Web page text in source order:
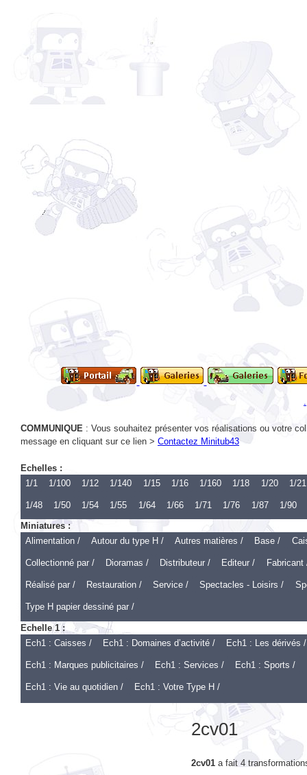
COMMUNIQUE
: Vous souhaitez présenter vos réalisations ou votre
Contactez Minitub43
Echelles :
1/1
1/48 1/50 1/54 1/55 1/64 1/66 1/71 1/76 1/87
1/90
Miniatures :
Alimentation /
Autour du type H / Autres matières / Base /
Collectionné par / Dioramas / Distributeur / Editeur / Fabricant
Réalisé par / Restauration / Service / Spectacles - Loisirs /
Type H papier dessiné par /
Echelle 1 :
Ech1 : Caisses /
Ech1 : Domaines d’activité / Ech1 : Les dérivés /
Ech1 : Marques publicitaires / Ech1 : Services / Ech1 : Sports /
Ech1 : Vie au quotidien / Ech1 : Votre Type H /
2cv01
a fait 4
Changer la pagination :